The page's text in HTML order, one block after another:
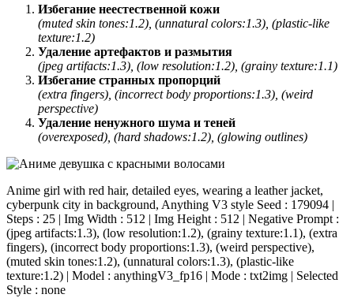
Избегание неестественной кожи
(muted skin tones:1.2), (unnatural colors:1.3), (plastic-like
texture:1.2)
Удаление артефактов и размытия
(jpeg artifacts:1.3), (low resolution:1.2), (grainy texture:1.1)
Избегание странных пропорций
(extra fingers), (incorrect body proportions:1.3), (weird
perspective)
Удаление ненужного шума и теней
(overexposed), (hard shadows:1.2), (glowing outlines)
Anime girl with red hair, detailed eyes, wearing a leather jacket,
cyberpunk city in background, Anything V3 style Seed : 179094 |
Steps : 25 | Img Width : 512 | Img Height : 512 | Negative Prompt :
(jpeg artifacts:1.3), (low resolution:1.2), (grainy texture:1.1), (extra
fingers), (incorrect body proportions:1.3), (weird perspective),
(muted skin tones:1.2), (unnatural colors:1.3), (plastic-like
texture:1.2) | Model : anythingV3_fp16 | Mode : txt2img | Selected
Style : none